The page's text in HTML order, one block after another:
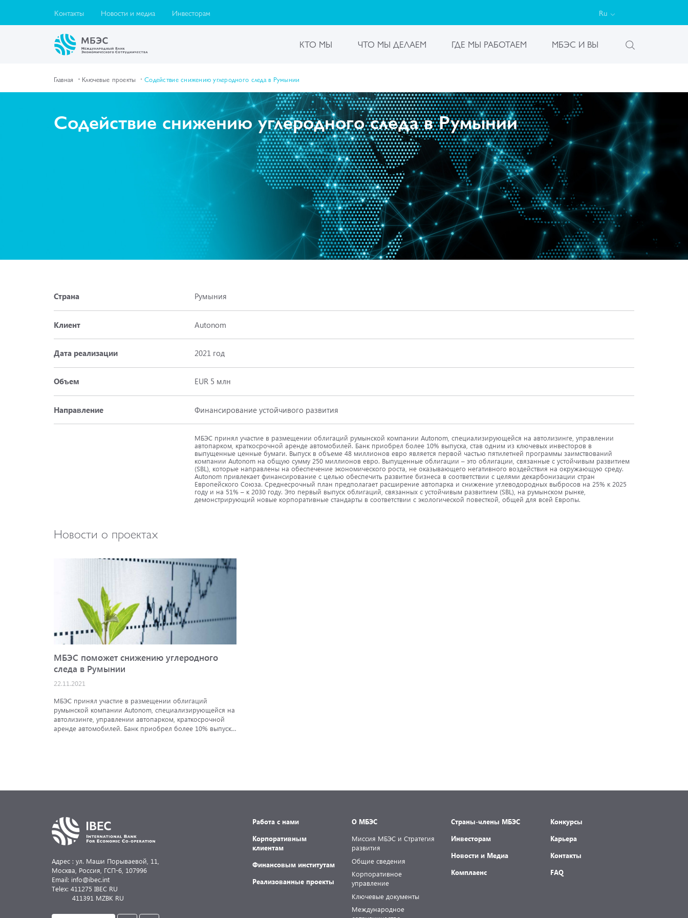
Контакты Новости и медиа Инвесторам Ru
КТО МЫ ЧТО МЫ ДЕЛАЕМ ГДЕ МЫ РАБОТАЕМ МБЭС И ВЫ
Главная Ключевые проекты Содействие снижению углеродного следа в Румынии
Содействие снижению углеродного следа в Румынии
Страна Румыния
Клиент Autonom
Дата реализации 2021 год
Объем EUR 5 млн
Направление Финансирование устойчивого развития
МБЭС принял участие в размещении облигаций румынской компании Autonom, специализирующейся на автолизинге, управлении
автопарком, краткосрочной аренде автомобилей. Банк приобрел более 10% выпуска, став одним из ключевых инвесторов в
выпущенные ценные бумаги. Выпуск в объеме 48 миллионов евро является первой частью пятилетней программы заимствований
компании Autonom на общую сумму 250 миллионов евро. Выпущенные облигации – это облигации, связанные с устойчивым развитием
(SBL), которые направлены на обеспечение экономического роста, не оказывающего негативного воздействия на окружающую среду.
Autonom привлекает финансирование с целью обеспечить развитие бизнеса в соответствии с целями декарбонизации стран
Европейского Союза. Среднесрочный план предполагает расширение автопарка и снижение углеводородных выбросов на 25% к 2025
году и на 51% – к 2030 году. Это первый выпуск облигаций, связанных с устойчивым развитием (SBL), на румынском рынке,
демонстрирующий новые корпоративные стандарты в соответствии с экологической повесткой, общей для всей Европы.
Новости о проектах
МБЭС поможет снижению углеродного
следа в Румынии
22.11.2021
МБЭС принял участие в размещении облигаций
румынской компании Autonom, специализирующейся на
автолизинге, управлении автопарком, краткосрочной
аренде автомобилей. Банк приобрел более 10% выпуска,
Адрес : ул. Маши Порываевой, 11,
Москва, Россия, ГСП-6, 107996
Email: info@ibec.int
Telex: 411275 IBEC RU
411391 MZBK RU
Работа с нами
Корпоративным
клиентам
Финансовым институтам
Реализованные проекты
О МБЭС
Миссия МБЭС и Стратегия
развития
Общие сведения
Корпоративное
управление
Ключевые документы
Международное
Страны-члены МБЭС
Инвесторам
Новости и Медиа
Комплаенс
Конкурсы
Карьера
Контакты
FAQ